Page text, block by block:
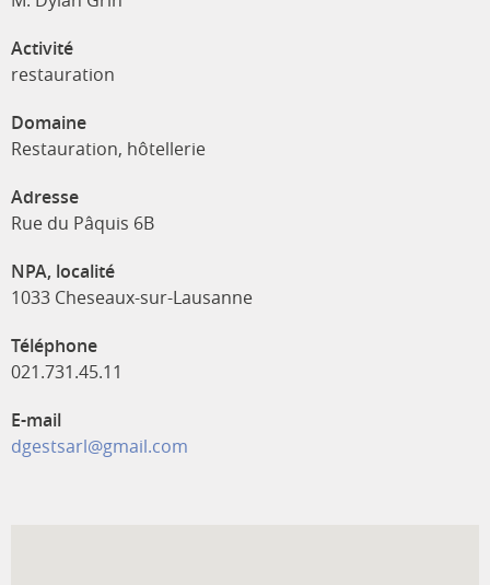
Activité
restauration
Domaine
Restauration, hôtellerie
Adresse
Rue du Pâquis 6B
NPA, localité
1033 Cheseaux-sur-Lausanne
Téléphone
021.731.45.11
E-mail
dgestsarl@gmail.com